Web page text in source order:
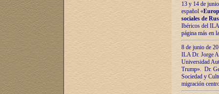
13 y 14 de
español «
sociales de
Ibéricos del ILA
página más en
8 de junio de
ILA Dr. Jorge
Universidad
Trump». Dr.
Sociedad y
migración